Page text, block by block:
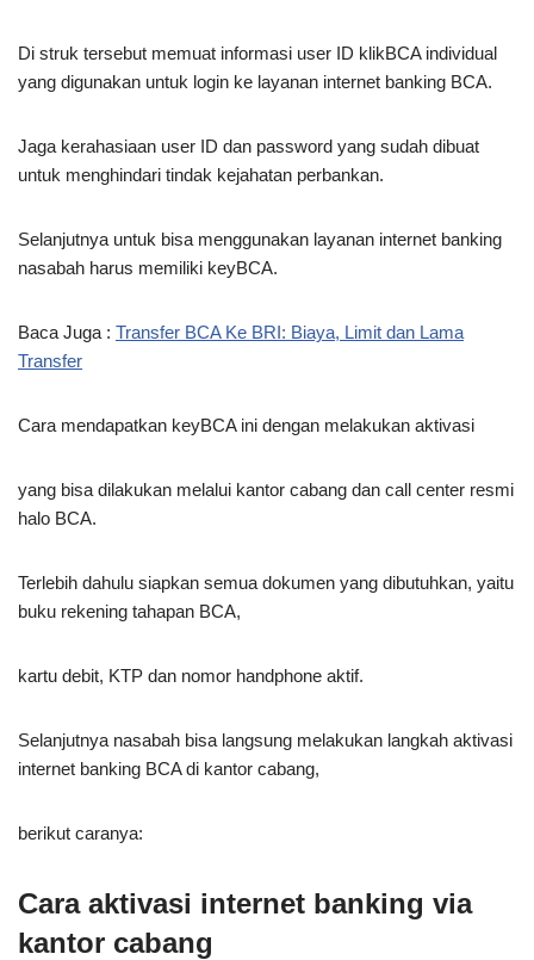
Di struk tersebut memuat informasi user ID klikBCA individual
yang digunakan untuk login ke layanan internet banking BCA.
Jaga kerahasiaan user ID dan password yang sudah dibuat
untuk menghindari tindak kejahatan perbankan.
Selanjutnya untuk bisa menggunakan layanan internet banking
nasabah harus memiliki keyBCA.
Baca Juga : Transfer BCA Ke BRI: Biaya, Limit dan Lama
Transfer
Cara mendapatkan keyBCA ini dengan melakukan aktivasi
yang bisa dilakukan melalui kantor cabang dan call center resmi
halo BCA.
Terlebih dahulu siapkan semua dokumen yang dibutuhkan, yaitu
buku rekening tahapan BCA,
kartu debit, KTP dan nomor handphone aktif.
Selanjutnya nasabah bisa langsung melakukan langkah aktivasi
internet banking BCA di kantor cabang,
berikut caranya:
Cara aktivasi internet banking via
kantor cabang